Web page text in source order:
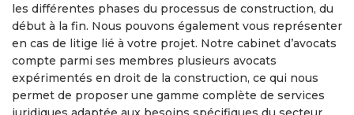
les différentes phases du processus de construction, du
début à la fin. Nous pouvons également vous représenter
en cas de litige lié à votre projet. Notre cabinet d’avocats
compte parmi ses membres plusieurs avocats
expérimentés en droit de la construction, ce qui nous
permet de proposer une gamme complète de services